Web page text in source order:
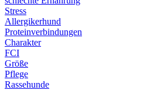
Stress
Allergikerhund
Proteinverbindungen
Charakter
FCI
Größe
Pflege
Rassehunde